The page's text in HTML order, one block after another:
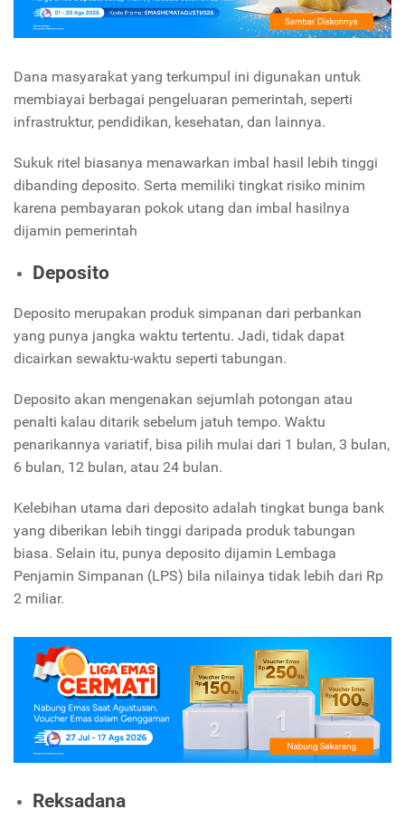
Dana masyarakat yang terkumpul ini digunakan untuk
membiayai berbagai pengeluaran pemerintah, seperti
infrastruktur, pendidikan, kesehatan, dan lainnya.
Sukuk ritel biasanya menawarkan imbal hasil lebih tinggi
dibanding deposito. Serta memiliki tingkat risiko minim
karena pembayaran pokok utang dan imbal hasilnya
dijamin pemerintah
Deposito
Deposito merupakan produk simpanan dari perbankan
yang punya jangka waktu tertentu. Jadi, tidak dapat
dicairkan sewaktu-waktu seperti tabungan.
Deposito akan mengenakan sejumlah potongan atau
penalti kalau ditarik sebelum jatuh tempo. Waktu
penarikannya variatif, bisa pilih mulai dari 1 bulan, 3 bulan,
6 bulan, 12 bulan, atau 24 bulan.
Kelebihan utama dari deposito adalah tingkat bunga bank
yang diberikan lebih tinggi daripada produk tabungan
biasa. Selain itu, punya deposito dijamin Lembaga
Penjamin Simpanan (LPS) bila nilainya tidak lebih dari Rp
2 miliar.
Reksadana